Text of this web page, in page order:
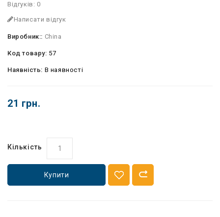
Відгуків: 0
Написати відгук
Виробник:: China
Код товару: 57
Наявність: В наявності
21 грн.
Кількість
Купити